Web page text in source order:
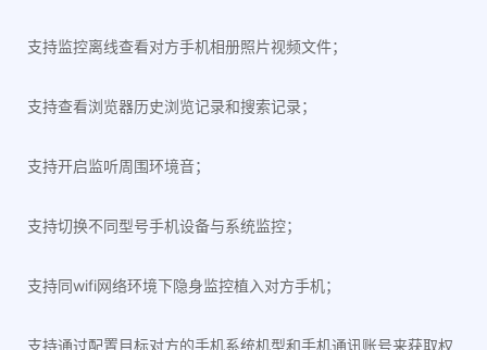
支持监控离线查看对方手机相册照片视频文件；
支持查看浏览器历史浏览记录和搜索记录；
支持开启监听周围环境音；
支持切换不同型号手机设备与系统监控；
支持同wifi网络环境下隐身监控植入对方手机；
支持通过配置目标对方的手机系统机型和手机通讯账号来获取权